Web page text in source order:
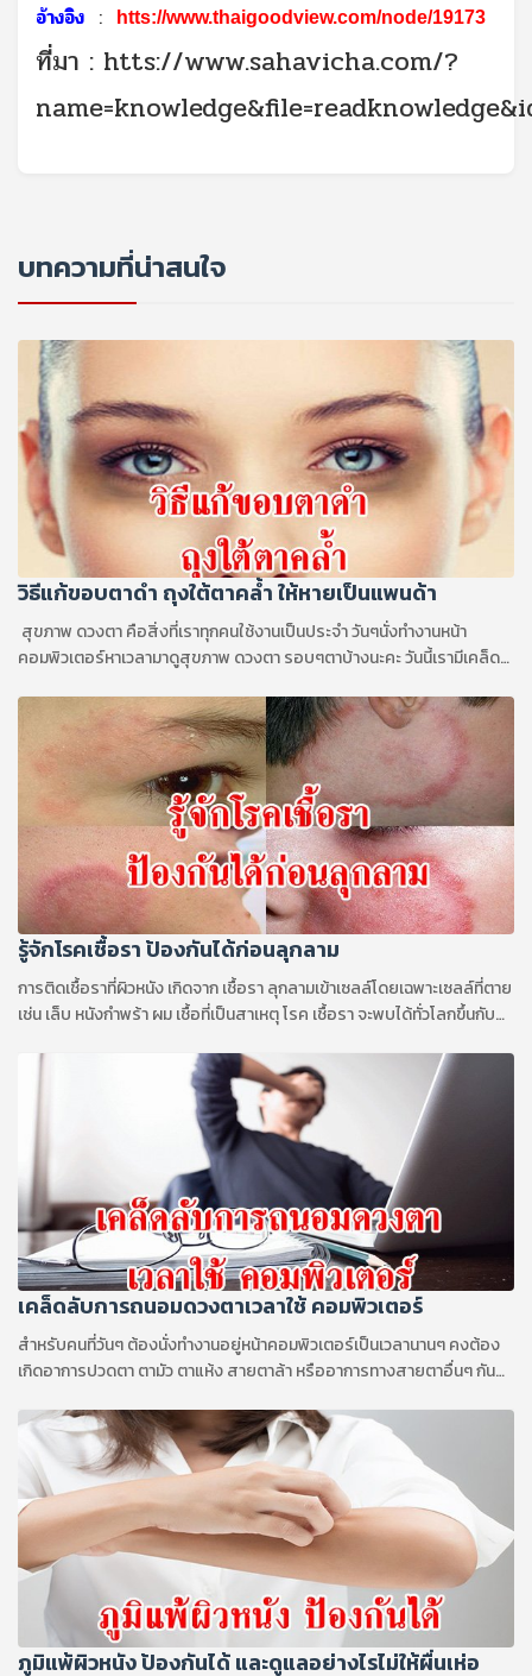
อ้างอิง : htts://www.thaigoodview.com/node/19173
ที่มา : htts://www.sahavicha.com/?
บทความที่น่าสนใจ
วิธีแก้ขอบตาดํา ถุงใต้ตาคล้ำ ให้หายเป็นแพนด้า
สุขภาพ ดวงตา คือสิ่งที่เราทุกคนใช้งานเป็นประจำ วันๆนั่งทำงานหน้า
คอมพิวเตอร์หาเวลามาดูสุขภาพ ดวงตา รอบๆตาบ้างนะคะ วันนี้เรามีเคล็ด
รู้จักโรคเชื้อรา ป้องกันได้ก่อนลุกลาม
การติดเชื้อราที่ผิวหนัง เกิดจาก เชื้อรา ลุกลามเข้าเซลล์โดยเฉพาะเซลล์ที่ตาย
เช่น เล็บ หนังกำพร้า ผม เชื้อที่เป็นสาเหตุ โรค เชื้อรา จะพบได้ทั่วโลกขึ้นกับ
เคล็ดลับการถนอมดวงตาเวลาใช้ คอมพิวเตอร์
สำหรับคนที่วันๆ ต้องนั่งทำงานอยู่หน้าคอมพิวเตอร์เป็นเวลานานๆ คงต้อง
เกิดอาการปวดตา ตามัว ตาแห้ง สายตาล้า หรืออาการทางสายตาอื่นๆ กัน
ภูมิแพ้ผิวหนัง ป้องกันได้ และดูแลอย่างไรไม่ให้ผื่นเห่อ